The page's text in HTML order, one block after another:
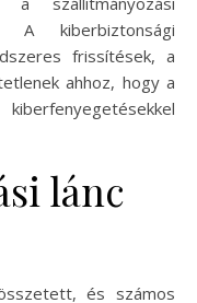
A kiberbiztonsági
frissítések, a
ahhoz, hogy a
lánc
és számos